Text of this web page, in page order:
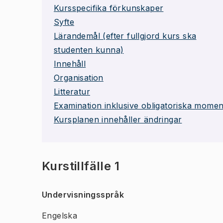
Kursspecifika förkunskaper
Syfte
Lärandemål (efter fullgjord kurs ska
studenten kunna)
Innehåll
Organisation
Litteratur
Examination inklusive obligatoriska
Kursplanen innehåller ändringar
Kurstillfälle 1
Undervisningsspråk
Engelska